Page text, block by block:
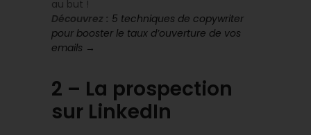
au but !
Découvrez : 5 techniques de copywriter
pour booster le taux d’ouverture de vos
emails →
2 – La prospection
sur LinkedIn